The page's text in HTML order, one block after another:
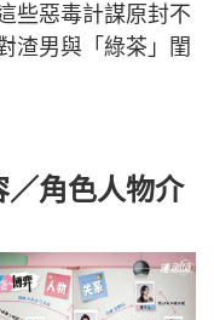
些惡毒計謀原封不
渣男與「綠茶」閨
／角色人物介